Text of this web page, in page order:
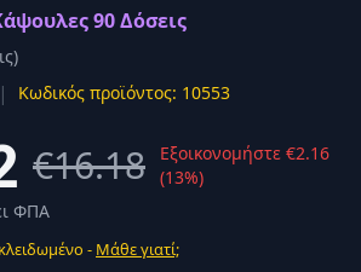
90 Δόσεις
| Κωδικός προϊόντος: 10553
€16.18
Εξοικονομήστε €2.16
(13%)
ΦΠΑ
- Μάθε γιατί;